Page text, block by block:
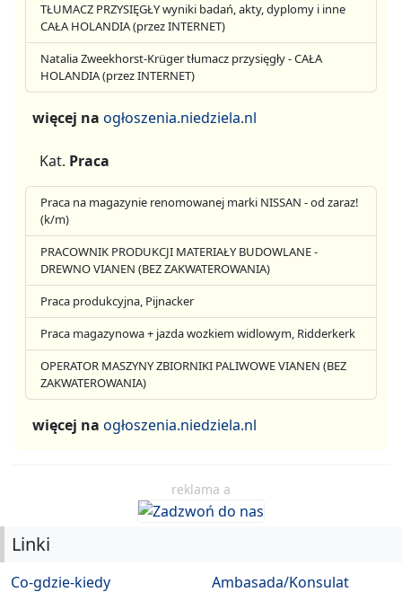
TŁUMACZ PRZYSIĘGŁY wyniki badań, akty, dyplomy i inne
CAŁA HOLANDIA (przez INTERNET)
Natalia Zweekhorst-Krüger tłumacz przysięgły - CAŁA
HOLANDIA (przez INTERNET)
więcej na ogłoszenia.niedziela.nl
Kat. Praca
Praca na magazynie renomowanej marki NISSAN - od zaraz!
(k/m)
PRACOWNIK PRODUKCJI MATERIAŁY BUDOWLANE -
DREWNO VIANEN (BEZ ZAKWATEROWANIA)
Praca produkcyjna, Pijnacker
Praca magazynowa + jazda wozkiem widlowym, Ridderkerk
OPERATOR MASZYNY ZBIORNIKI PALIWOWE VIANEN (BEZ
ZAKWATEROWANIA)
więcej na ogłoszenia.niedziela.nl
reklama a
Linki
Co-gdzie-kiedy
Ambasada/Konsulat